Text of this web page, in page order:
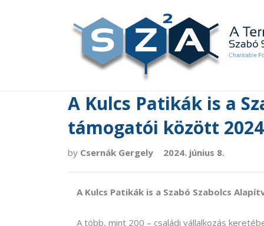
A Kulcs Patikák is a
támogatói között
by Csernák Gergely 2024. június 8.
A Kulcs Patikák is a Szabó Szabolcs
A több, mint 200 – családi vállalkozás